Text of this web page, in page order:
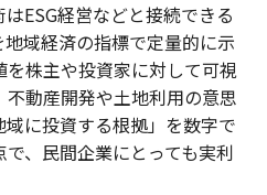
ESG経営などと接続できる
域経済の指標で定量的に示
株主や投資家に対して可視
動産開発や土地利用の意思
に投資する根拠」を数字で
、民間企業にとっても実利